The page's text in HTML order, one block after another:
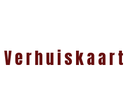
Verhuiskaart